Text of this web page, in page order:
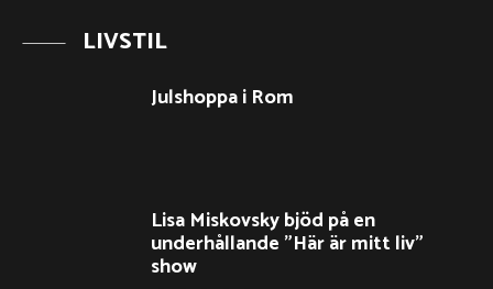
LIVSTIL
Julshoppa i Rom
Lisa Miskovsky bjöd på en
underhållande ”Här är mitt liv”
show